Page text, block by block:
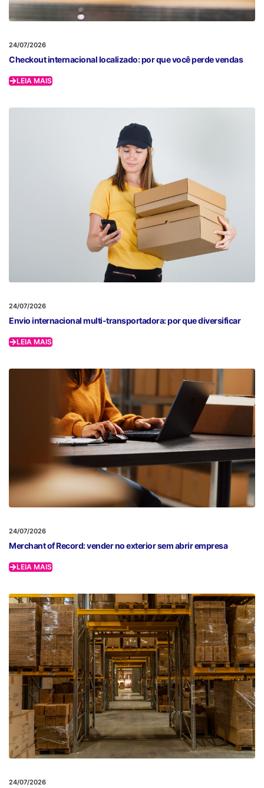
24/07/2026
Checkout internacional localizado: por que você perde vendas
LEIA MAIS
24/07/2026
Envio internacional multi-transportadora: por que diversificar
LEIA MAIS
24/07/2026
Merchant of Record: vender no exterior sem abrir empresa
LEIA MAIS
24/07/2026